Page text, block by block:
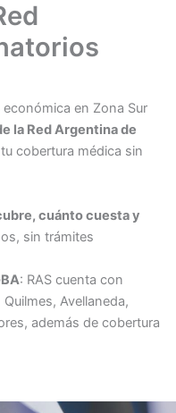
en Zona Sur
la Red Argentina de
cobertura médica sin
cuánto cuesta y
sin trámites
: RAS cuenta con
Avellaneda,
además de cobertura